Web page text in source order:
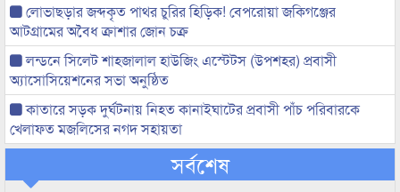
লোভাছড়ার জব্দকৃত পাথর চুরির হিড়িক! বেপরোয়া জকিগঞ্জের
আটগ্রামের অবৈধ ক্রাশার জোন চক্র
লন্ডনে সিলেট শাহজালাল হাউজিং এস্টেটস (উপশহর) প্রবাসী
অ্যাসোসিয়েশনের সভা অনুষ্ঠিত
কাতারে সড়ক দুর্ঘটনায় নিহত কানাইঘাটের প্রবাসী পাঁচ পরিবারকে
খেলাফত মজলিসের নগদ সহায়তা
সর্বশেষ